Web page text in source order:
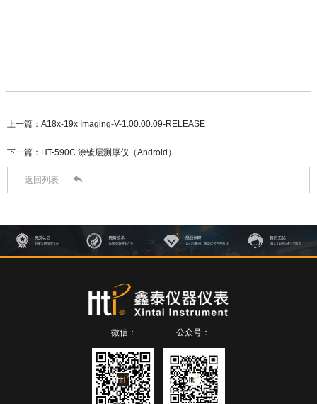
上一篇： A18x-19x Imaging-V-1.00.00.09-RELEASE
下一篇： HT-590C 涂镀层测厚仪（Android）
返回列表 
微信： 公众号：